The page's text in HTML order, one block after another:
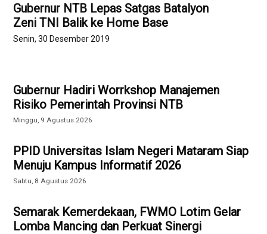
Gubernur NTB Lepas Satgas Batalyon
Zeni TNI Balik ke Home Base
Senin, 30 Desember 2019
Gubernur Hadiri Worrkshop Manajemen
Risiko Pemerintah Provinsi NTB
Minggu, 9 Agustus 2026
PPID Universitas Islam Negeri Mataram Siap
Menuju Kampus Informatif 2026
Sabtu, 8 Agustus 2026
Semarak Kemerdekaan, FWMO Lotim Gelar
Lomba Mancing dan Perkuat Sinergi